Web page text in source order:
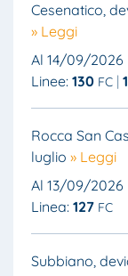
Cesenatico,
» Leggi
Al 14/09/2026
Linee: 130 FC
Rocca San
luglio » Leggi
Al 13/09/2026
Linea: 127 FC
Subbiano,